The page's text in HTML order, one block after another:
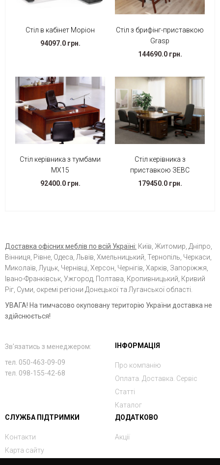
Стіл в кабінет Моріон
94097.0 грн.
Стіл з брифінг-приставкою
Grasp
144690.0 грн.
Стіл керівника з тумбами
МХ15
92400.0 грн.
Стіл керівника з
приставкою ЗЕВС
179450.0 грн.
Доставка офісних меблів по всій Україні: Київ, Житомир, Дніпро,
Вінниця, Рівне, Одеса, Львів, Хмельницький, Тернопіль, Черкаси,
Миколаїв, Луцьк, Чернівці, Херсон, Чернігів, Харків, Запоріжжя,
Івано-Франківськ, Ужгород, Полтава, Кропивницький, Кривий
Ріг, Суми, окремі регіони Донецької та Луганської області.
УВАГА! На тимчасово окуповану територію України доставка не
здійснюється!
Зв'язатись з менеджером:
тел. 050-463-09-09
тел. 098-155-42-68
ІНФОРМАЦІЯ
Про компанію
Оплата. Доставка. Сервіс
Статті
Каталог
СЛУЖБА ПІДТРИМКИ
Контакти
Карта сайту
ДОДАТКОВО
Акції